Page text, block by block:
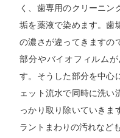
く、歯専用のクリーニン
垢を薬液で染めます。歯
の濃さが違ってきますの
部分やバイオフィルム
す。そうした部分を中心
ェット流水で同時に洗い
っかり取り除いていきま
ラントまわりの汚れなど